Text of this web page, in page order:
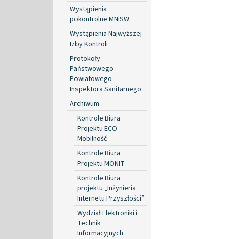
Wystąpienia
pokontrolne MNiSW
Wystąpienia Najwyższej
Izby Kontroli
Protokoły
Państwowego
Powiatowego
Inspektora Sanitarnego
Archiwum
Kontrole Biura
Projektu ECO-
Mobilność
Kontrole Biura
Projektu MONIT
Kontrole Biura
projektu „Inżynieria
Internetu Przyszłości”
Wydział Elektroniki i
Technik
Informacyjnych